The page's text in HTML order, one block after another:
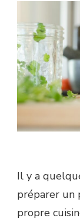
Il y a
préparer un
propre